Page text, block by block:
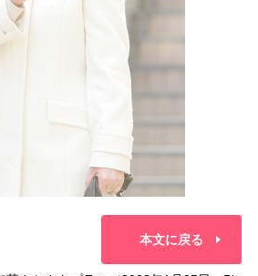
本文に戻る